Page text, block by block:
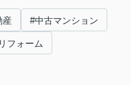
産 #中古マンション
フォーム